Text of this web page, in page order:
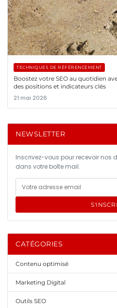
TECHNIQUES DE RÉFÉRENCEMENT
Boostez votre SEO au quotidien
des positions et indicateurs clés
21 mai 2026
NEWSLETTER
Inscrivez-vous pour recevoir nos
dans votre boîte mail.
CATÉGORIES
Contenu optimisé
Marketing Digital
Outils SEO